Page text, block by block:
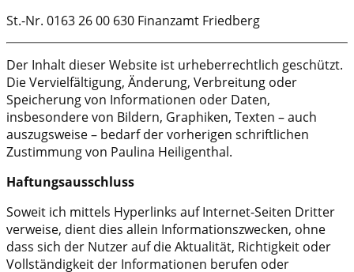
St.-Nr. 0163 26 00 630 Finanzamt Friedberg
Der Inhalt dieser Website ist urheberrechtlich geschützt.
Die Vervielfältigung, Änderung, Verbreitung oder
Speicherung von Informationen oder Daten,
insbesondere von Bildern, Graphiken, Texten – auch
auszugsweise – bedarf der vorherigen schriftlichen
Zustimmung von Paulina Heiligenthal.
Haftungsausschluss
Soweit ich mittels Hyperlinks auf Internet-Seiten Dritter
verweise, dient dies allein Informationszwecken, ohne
dass sich der Nutzer auf die Aktualität, Richtigkeit oder
Vollständigkeit der Informationen berufen oder